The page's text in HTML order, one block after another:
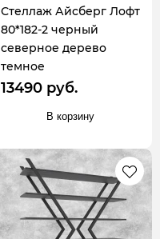
Стеллаж Айсберг Лофт
80*182-2 черный
северное дерево
темное
13490 руб.
В корзину